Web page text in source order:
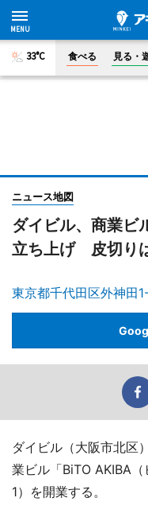
33°C 食べる 見る・
ニュース地図
ダイビル、商業ビ
立ち上げ 皮切り
東京都千代田区外神田
ダイビル（大阪市北区
業ビル「BiTO AKIBA
1）を開業する。